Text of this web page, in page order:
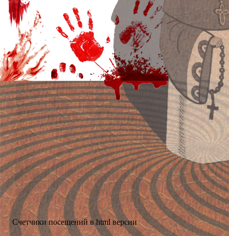
Счетчики посещений в html версии